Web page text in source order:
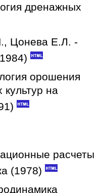
дренажных
Цонева Е.Л. -
орошения
культур на
расчеты
(1978)